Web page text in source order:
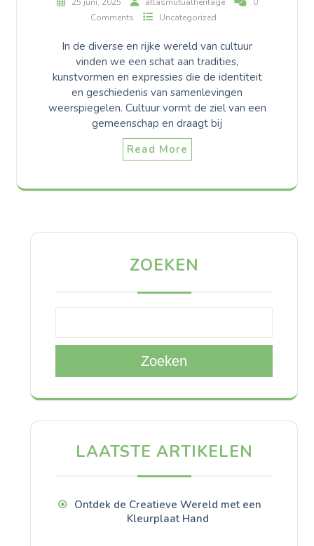
25 juni, 2025 atlasmutualheritage
0
Comments
Uncategorized
In de diverse en rijke wereld van cultuur
vinden we een schat aan tradities,
kunstvormen en expressies die de identiteit
en geschiedenis van samenlevingen
weerspiegelen. Cultuur vormt de ziel van een
gemeenschap en draagt bij
Read More
ZOEKEN
Zoeken
LAATSTE ARTIKELEN
Ontdek de Creatieve Wereld met een
Kleurplaat Hand